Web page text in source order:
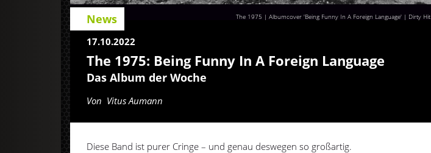
The 1975 | Albumcover 'Being Funny In A Foreign Language' | Dirty Hit
News
17.10.2022
The 1975: Being Funny In A Foreign Language
Das Album der Woche
Von Vitus Aumann
Diese Band ist purer Cringe – und genau deswegen so großartig.